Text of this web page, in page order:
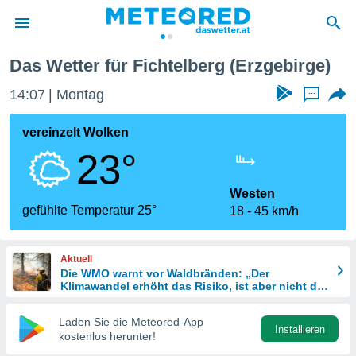
wurde
dass
sind.
diese
Das Wetter für Fichtelberg (Erzgebirge)
14:07 Montag ...
vereinzelt Wolken
23°
gefühlte Temperatur 25°
Westen
18
45 km/h
Aktuell
Die WMO warnt vor Waldbränden: „Der
Klimawandel erhöht das Risiko, ist aber nicht die
Laden Sie die Meteored-App
kostenlos herunter!
Installieren